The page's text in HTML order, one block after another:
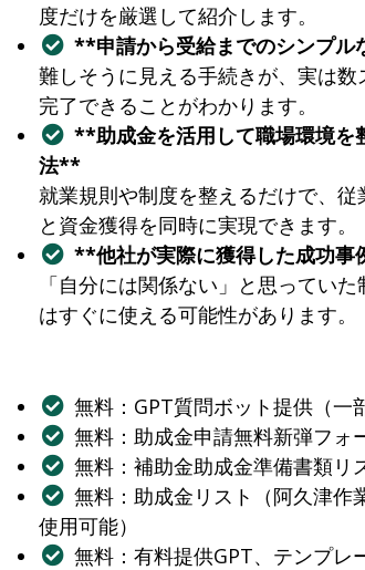
度だけを厳選して紹介します。
**申請から受給までのシンプ
難しそうに見える手続きが、実は数
完了できることがわかります。
**助成金を活用して職場環境を
法**
就業規則や制度を整えるだけで、従
と資金獲得を同時に実現できます。
**他社が実際に獲得した成功事
「自分には関係ない」と思ってい
はすぐに使える可能性があります。
無料：GPT質問ボット提供（一
無料：助成金申請無料新弾フォ
無料：補助金助成金準備書類リ
無料：助成金リスト（阿久津作
使用可能）
無料：有料提供GPT、テンプレ